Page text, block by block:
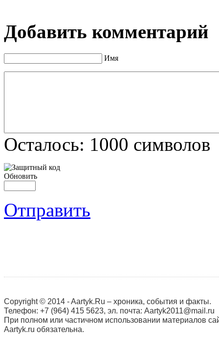
Добавить комментарий
Имя
Осталось: 1000 символов
Обновить
Отправить
Copyright © 2014 - Aartyk.Ru – хроника, события и факты.
Телефон: +7 (964) 415 5623, эл. почта: Aartyk2011@mail.ru
При полном или частичном использовании материалов
Aartyk.ru oбязательна.